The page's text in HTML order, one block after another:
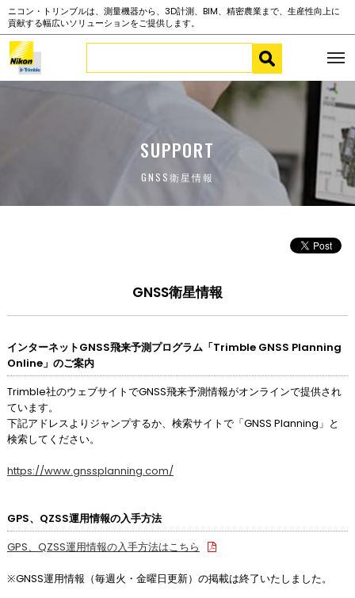
ニコン・トリンブルは、測量機器から、3D計測、BIM、精密農業まで、生産性向上に
貢献する幅広いソリューションをご提供します。
SUPPORT
GNSS衛星情報
GNSS衛星情報
インターネットGNSS飛来予測プログラム「Trimble GNSS Planning
Online」のご案内
Trimble社のウェブサイトでGNSS飛来予測情報がオンラインで提供され
ています。
下記アドレスよりジャンプするか、検索サイトで「GNSS Planning」と
検索してください。
https://www.gnssplanning.com/
GPS、QZSS運用情報の入手方法
GPS、QZSS運用情報の入手方法はこちら
※GNSS運用情報（毎週火・金曜日更新）の掲載は終了いたしました。